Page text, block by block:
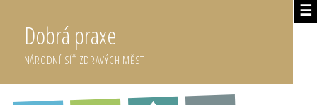
☰
Dobrá praxe
NÁRODNÍ SÍŤ ZDRAVÝCH MĚST